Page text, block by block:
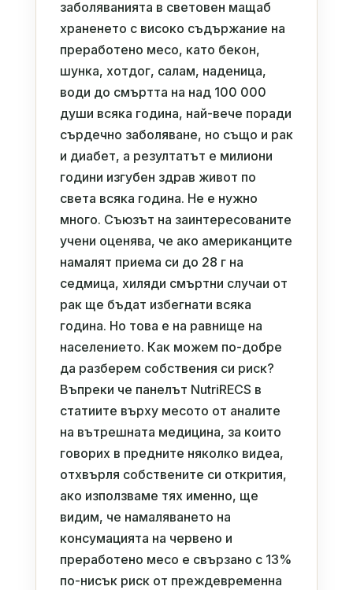
заболяванията в световен мащаб
храненето с високо съдържание на
преработено месо, като бекон,
шунка, хотдог, салам, наденица,
води до смъртта на над 100 000
души всяка година, най-вече поради
сърдечно заболяване, но също и рак
и диабет, а резултатът е милиони
години изгубен здрав живот по
света всяка година. Не е нужно
много. Съюзът на заинтересованите
учени оценява, че ако американците
намалят приема си до 28 г на
седмица, хиляди смъртни случаи от
рак ще бъдат избегнати всяка
година. Но това е на равнище на
населението. Как можем по-добре
да разберем собствения си риск?
Въпреки че панелът NutriRECS в
статиите върху месото от аналите
на вътрешната медицина, за които
говорих в предните няколко видеа,
отхвърля собствените си открития,
ако използваме тях именно, ще
видим, че намаляването на
консумацията на червено и
преработено месо е свързано с 13%
по-нисък риск от преждевременна